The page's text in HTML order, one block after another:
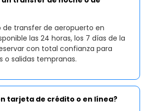
de transfer de aeropuerto en
las 24 horas, los 7 días de la
con total confianza para
o salidas tempranas.
tarjeta de crédito o en línea?